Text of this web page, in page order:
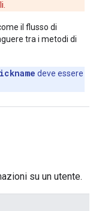
il flusso di
tra i metodi di
deve essere
su un utente.